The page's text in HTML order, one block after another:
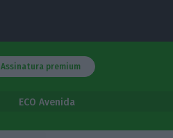
Assinatura premium
ECO Avenida